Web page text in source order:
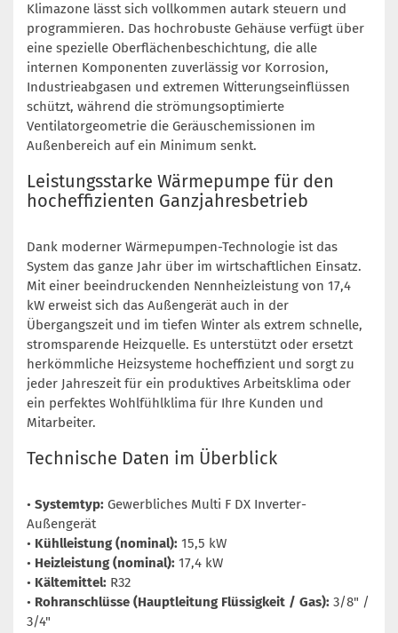
Klimazone lässt sich vollkommen autark steuern und
programmieren. Das hochrobuste Gehäuse verfügt über
eine spezielle Oberflächenbeschichtung, die alle
internen Komponenten zuverlässig vor Korrosion,
Industrieabgasen und extremen Witterungseinflüssen
schützt, während die strömungsoptimierte
Ventilatorgeometrie die Geräuschemissionen im
Außenbereich auf ein Minimum senkt.
Leistungsstarke Wärmepumpe für den
hocheffizienten Ganzjahresbetrieb
Dank moderner Wärmepumpen-Technologie ist das
System das ganze Jahr über im wirtschaftlichen Einsatz.
Mit einer beeindruckenden Nennheizleistung von 17,4
kW erweist sich das Außengerät auch in der
Übergangszeit und im tiefen Winter als extrem schnelle,
stromsparende Heizquelle. Es unterstützt oder ersetzt
herkömmliche Heizsysteme hocheffizient und sorgt zu
jeder Jahreszeit für ein produktives Arbeitsklima oder
ein perfektes Wohlfühlklima für Ihre Kunden und
Mitarbeiter.
Technische Daten im Überblick
• Systemtyp: Gewerbliches Multi F DX Inverter-
Außengerät
• Kühlleistung (nominal): 15,5 kW
• Heizleistung (nominal): 17,4 kW
• Kältemittel: R32
• Rohranschlüsse (Hauptleitung Flüssigkeit / Gas): 3/8" /
3/4"